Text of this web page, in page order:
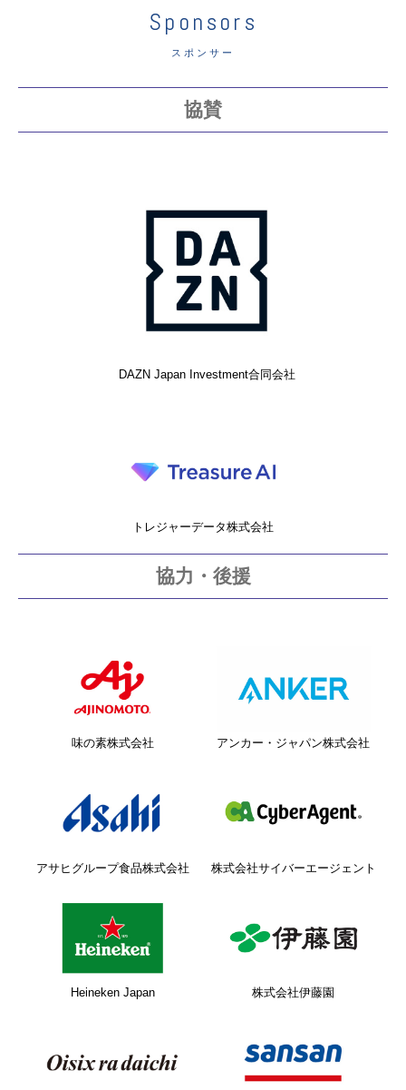
Sponsors
スポンサー
協賛
DAZN Japan Investment合同会社
トレジャーデータ株式会社
協力・後援
味の素株式会社 アンカー・ジャパン株式会社
アサヒグループ食品株式会社 株式会社サイバーエージェント
Heineken Japan 株式会社伊藤園